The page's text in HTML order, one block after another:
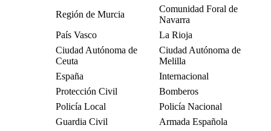
Región de Murcia
Comunidad Foral de
Navarra
País Vasco
La Rioja
Ciudad Autónoma de
Ceuta
Ciudad Autónoma de
Melilla
España
Internacional
Protección Civil
Bomberos
Policía Local
Policía Nacional
Guardia Civil
Armada Española